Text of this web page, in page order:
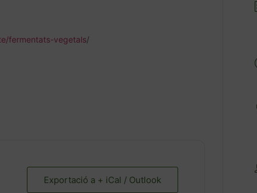
fermentats-vegetals/
Exportació a + iCal / Outlook